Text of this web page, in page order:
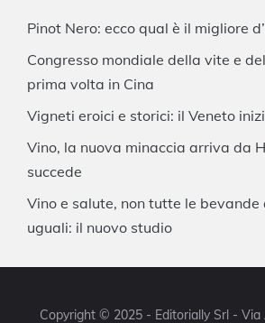
Pinot Nero: ecco qual è il migliore
Congresso mondiale della vite e
prima volta in Cina
Vigneti eroici e storici: il Veneto
Vino, la nuova minaccia arriva da
succede
Vino e salute, non tutte le bevande
uguali: il nuovo studio
Copyright © 2025 - Editorially Srl - Via